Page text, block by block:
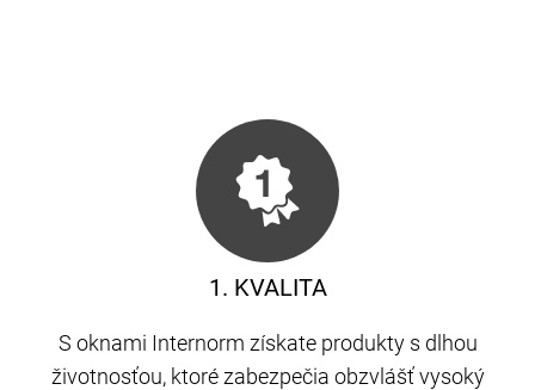
1. KVALITA
S oknami Internorm získate produkty s dlhou
životnosťou, ktoré zabezpečia obzvlášť vysoký